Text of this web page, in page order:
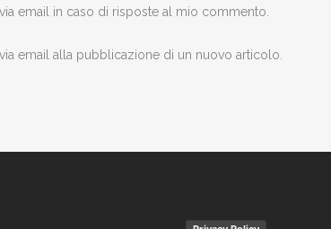
email in caso di risposte al mio commento.
email alla pubblicazione di un nuovo articolo.